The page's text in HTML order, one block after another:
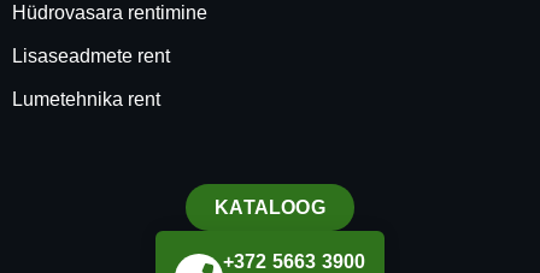
Hüdrovasara rentimine
Lisaseadmete rent
Lumetehnika rent
KATALOOG
+372 5663 3900